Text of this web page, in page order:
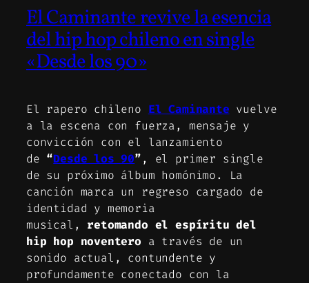
El Caminante revive la esencia
del hip hop chileno en single
«Desde los 90»
El rapero chileno El Caminante vuelve
a la escena con fuerza, mensaje y
convicción con el lanzamiento
de “Desde los 90”, el primer single
de su próximo álbum homónimo. La
canción marca un regreso cargado de
identidad y memoria
musical, retomando el espíritu del
hip hop noventero a través de un
sonido actual, contundente y
profundamente conectado con la